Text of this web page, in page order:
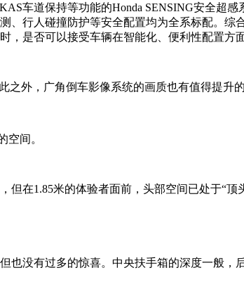
车道保持等功能的Honda SENSING安全超
行人碰撞防护等安全配置均为全系标配。
是否可以接受车辆在智能化、便利性配置方
外，广角倒车影像系统的画质也有值得提升的
空间。
在1.85米的体验者面前，头部空间已处于“顶
没有过多的惊喜。中央扶手箱的深度一般，